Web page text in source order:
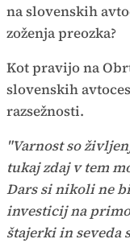
na slovenskih
zoženja preozka?
Kot pravijo na
slovenskih
razsežnosti.
"Varnost so
tukaj zdaj v tem
Dars si nikoli ne
investicij na
štajerki in seveda